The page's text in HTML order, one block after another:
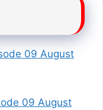
09 August
09 August